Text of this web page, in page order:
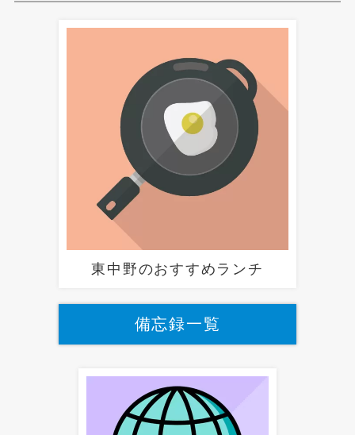
東中野のおすすめランチ
備忘録一覧